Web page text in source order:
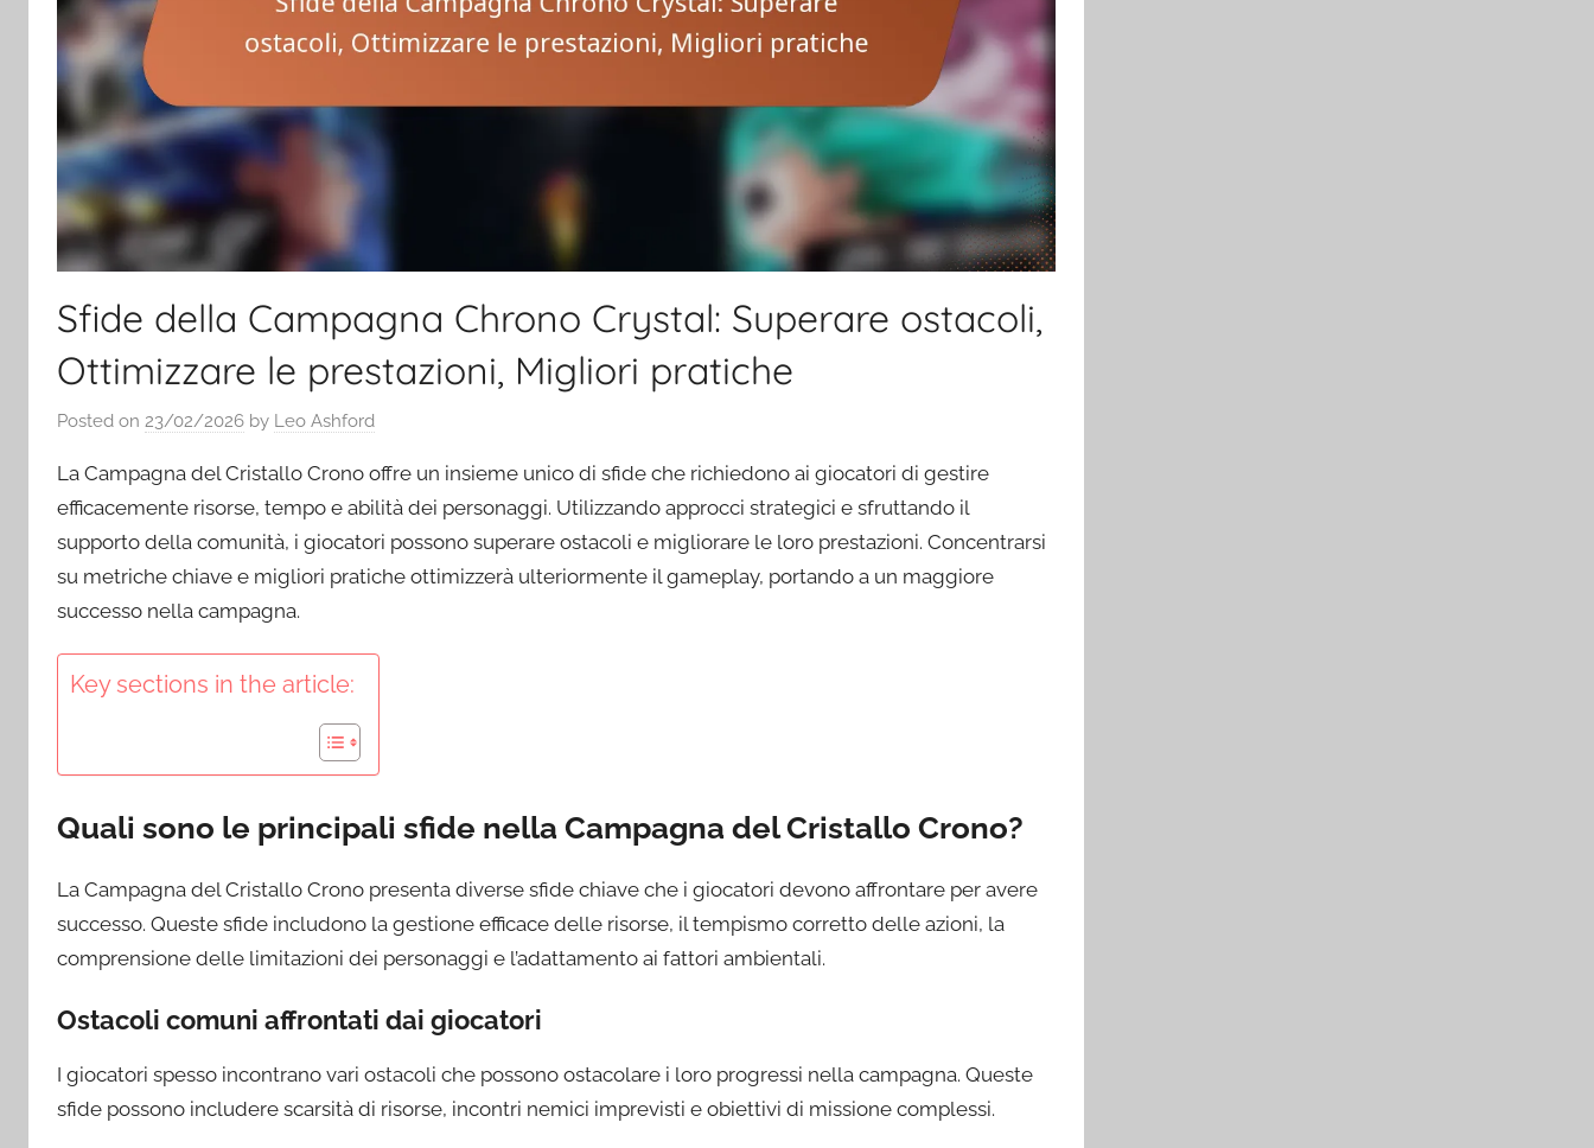
Sfide della Campagna Chrono Crystal: Superare ostacoli,
Ottimizzare le prestazioni, Migliori pratiche
Posted on 23/02/2026 by Leo Ashford
La Campagna del Cristallo Crono offre un insieme unico di sfide che richiedono ai giocatori di gestire
efficacemente risorse, tempo e abilità dei personaggi. Utilizzando approcci strategici e sfruttando il
supporto della comunità, i giocatori possono superare ostacoli e migliorare le loro prestazioni. Concentrarsi
su metriche chiave e migliori pratiche ottimizzerà ulteriormente il gameplay, portando a un maggiore
successo nella campagna.
Key sections in the article:
Quali sono le principali sfide nella Campagna del Cristallo Crono?
La Campagna del Cristallo Crono presenta diverse sfide chiave che i giocatori devono affrontare per avere
successo. Queste sfide includono la gestione efficace delle risorse, il tempismo corretto delle azioni, la
comprensione delle limitazioni dei personaggi e l’adattamento ai fattori ambientali.
Ostacoli comuni affrontati dai giocatori
I giocatori spesso incontrano vari ostacoli che possono ostacolare i loro progressi nella campagna. Queste
sfide possono includere scarsità di risorse, incontri nemici imprevisti e obiettivi di missione complessi.